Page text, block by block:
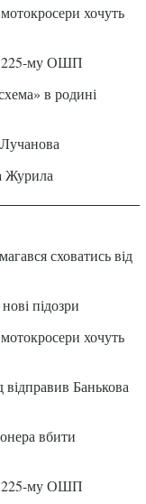
хочуть
225-му ОШП
в родині
Журила
сховатись від
підозри
хочуть
Банькова
вбити
225-му ОШП